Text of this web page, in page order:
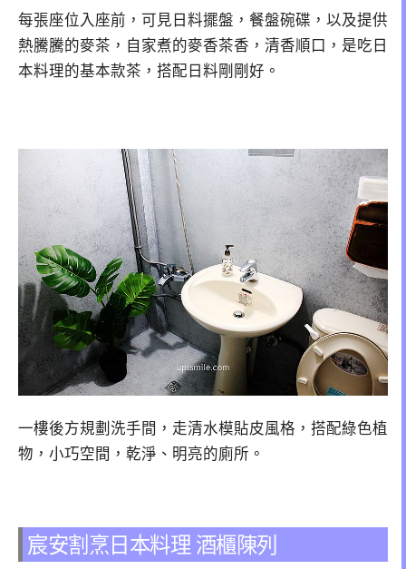
每張座位入座前，可見日料擺盤，餐盤碗碟，以及提供
熱騰騰的麥茶，自家煮的麥香茶香，清香順口，是吃日
本料理的基本款茶，搭配日料剛剛好。
一樓後方規劃洗手間，走清水模貼皮風格，搭配綠色植
物，小巧空間，乾淨、明亮的廁所。
宸安割烹日本料理 酒櫃陳列